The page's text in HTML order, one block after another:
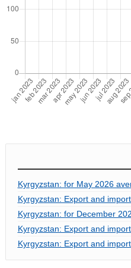
Kyrgyzstan: for May 2026
Kyrgyzstan: Export and
Kyrgyzstan: for December
Kyrgyzstan: Export and
Kyrgyzstan: Export and